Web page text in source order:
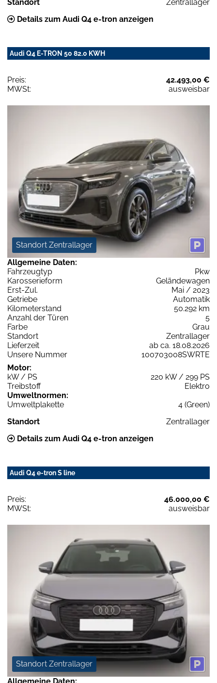
Standort
Zentrallager
Details zum Audi Q4 e-tron anzeigen
Audi Q4 E-TRON 50 82.0 KWH
Preis:
42.493,00 €
MWSt:
ausweisbar
Standort Zentrallager
Allgemeine Daten:
Fahrzeugtyp
Pkw
Karosserieform
Geländewagen
Erst-Zul.
Mai / 2023
Getriebe
Automatik
Kilometerstand
50.292 km
Anzahl der Türen
5
Farbe
Grau
Standort
Zentrallager
Lieferzeit
ab ca. 18.08.2026
Unsere Nummer
100703008SWRTE
Motor:
kW / PS
220 kW / 299 PS
Treibstoff
Elektro
Umweltnormen:
Umweltplakette
4 (Green)
Standort
Zentrallager
Details zum Audi Q4 e-tron anzeigen
Audi Q4 e-tron S line
Preis:
46.000,00 €
MWSt:
ausweisbar
Standort Zentrallager